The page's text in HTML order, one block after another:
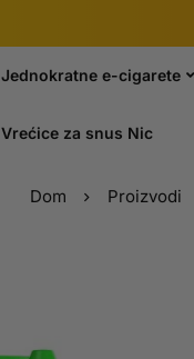
Jednokratne e-cigarete
Vrećice za snus Nic
Dom Proizvodi